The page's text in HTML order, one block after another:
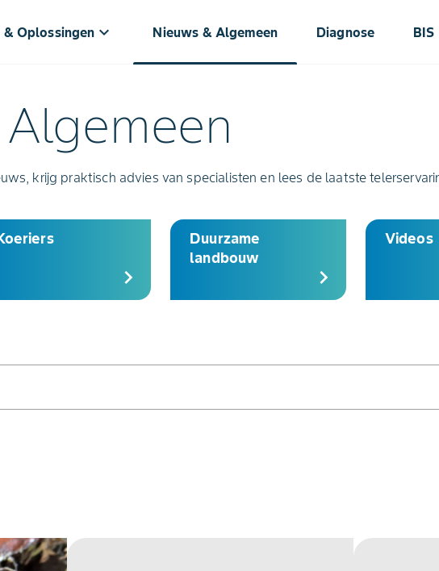
& Oplossingen keyboard_arrow_down Nieuws & Algemeen Diagnose BIS
krijg praktisch advies van specialisten en lees de laatste
chevron_right
Duurzame
landbouw
chevron_right
Videos